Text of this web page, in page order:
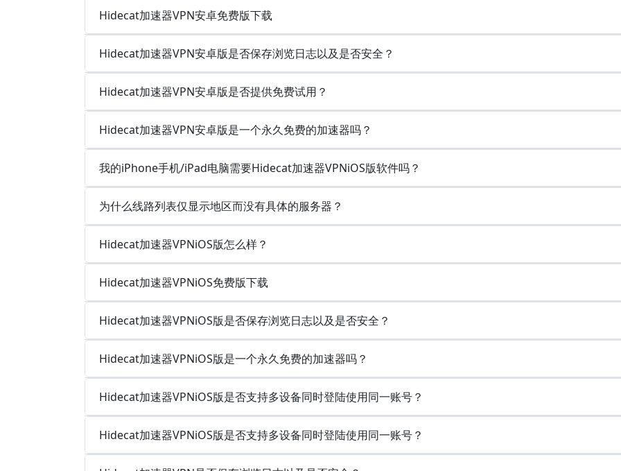
Hidecat加速器VPN安卓免费版下载
Hidecat加速器VPN安卓版是否保存浏览日志以及是否安全？
Hidecat加速器VPN安卓版是否提供免费试用？
Hidecat加速器VPN安卓版是一个永久免费的加速器吗？
我的iPhone手机/iPad电脑需要Hidecat加速器VPNiOS版软件吗？
为什么线路列表仅显示地区而没有具体的服务器？
Hidecat加速器VPNiOS版怎么样？
Hidecat加速器VPNiOS免费版下载
Hidecat加速器VPNiOS版是否保存浏览日志以及是否安全？
Hidecat加速器VPNiOS版是一个永久免费的加速器吗？
Hidecat加速器VPNiOS版是否支持多设备同时登陆使用同一账号？
Hidecat加速器VPNiOS版是否支持多设备同时登陆使用同一账号？